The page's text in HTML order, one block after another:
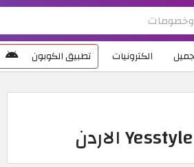
الكترونيات تطبيق الكوبون